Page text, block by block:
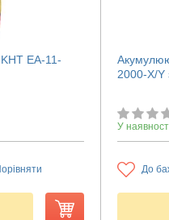
ЕА-11-
2000-X/Y
У
До